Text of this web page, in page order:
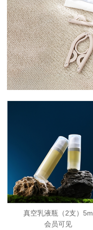
真空乳液瓶（2支）5m
会员可见